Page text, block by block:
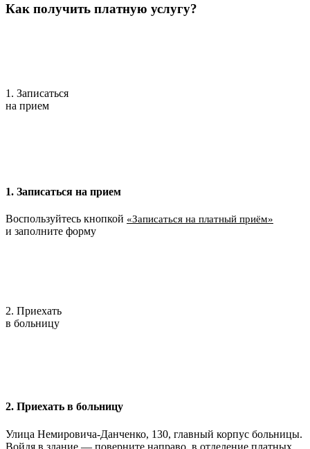
Как получить платную услугу?
1. Записаться
на прием
1. Записаться на прием
Воспользуйтесь кнопкой «Записаться на платный приём»
и заполните форму
2. Приехать
в больницу
2. Приехать в больницу
Улица Немировича-Данченко, 130, главный корпус больницы.
Войдя в здание — поверните направо, в отделение платных